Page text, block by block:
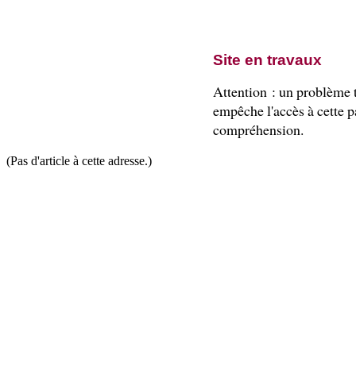
Site en travaux
Attention : un problème
empêche l'accès à cette
compréhension.
(Pas d'article à cette adresse.)